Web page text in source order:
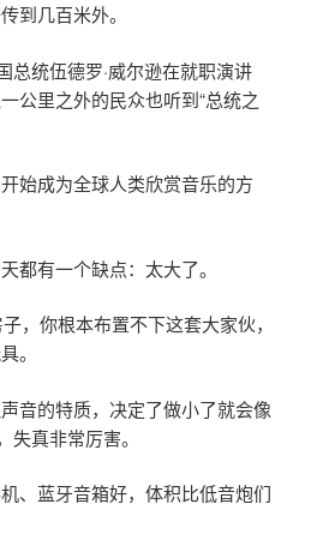
到几百米外。
总统伍德罗·威尔逊在就职演讲
公里之外的民众也听到“总统之
始成为全球人类欣赏音乐的方
都有一个缺点：太大了。
，你根本布置不下这套大家伙，
。
音的特质，决定了做小了就会像
失真非常厉害。
、蓝牙音箱好，体积比低音炮们